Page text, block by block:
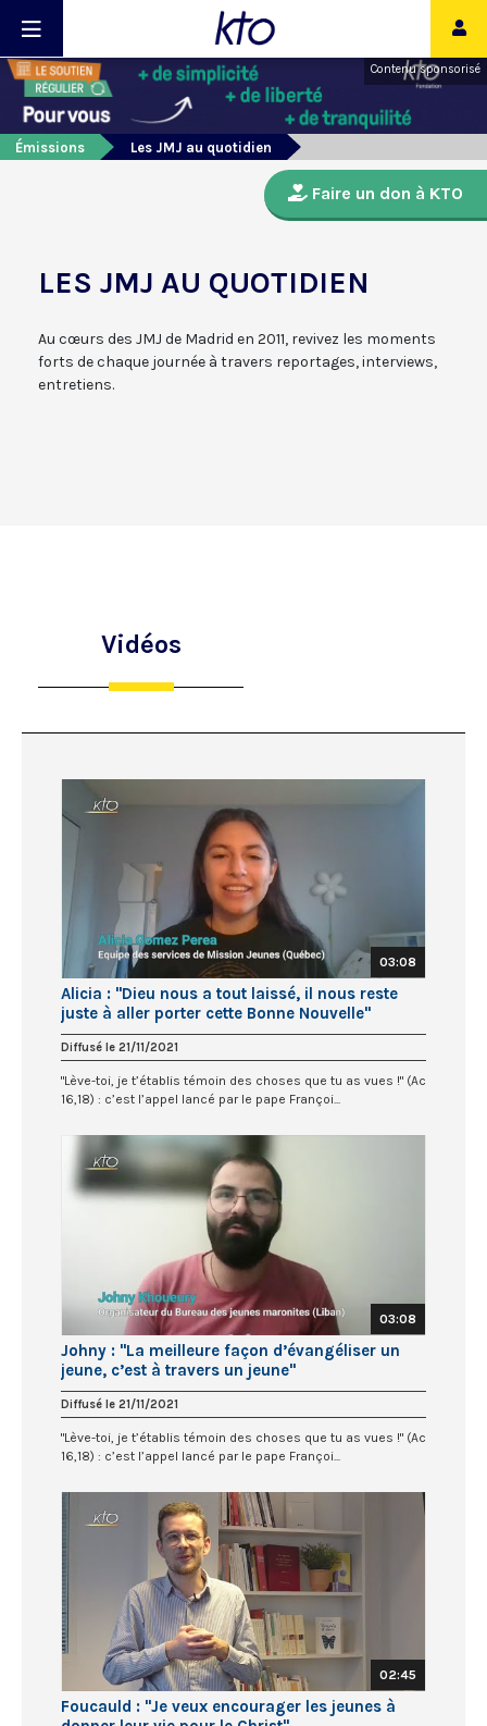
Contenu sponsorisé
Émissions Les JMJ au quotidien
Faire un don à KTO
LES JMJ AU QUOTIDIEN
Au cœurs des JMJ de Madrid en 2011, revivez les moments
forts de chaque journée à travers reportages, interviews,
entretiens.
Vidéos
03:08
Alicia : "Dieu nous a tout laissé, il nous reste
juste à aller porter cette Bonne Nouvelle"
Diffusé le 21/11/2021
"Lève-toi, je t’établis témoin des choses que tu as vues !" (Ac
16,18) : c’est l’appel lancé par le pape Françoi...
03:08
Johny : "La meilleure façon d’évangéliser un
jeune, c’est à travers un jeune"
Diffusé le 21/11/2021
"Lève-toi, je t’établis témoin des choses que tu as vues !" (Ac
16,18) : c’est l’appel lancé par le pape Françoi...
02:45
Foucauld : "Je veux encourager les jeunes à